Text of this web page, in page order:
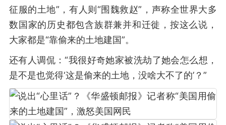
征服的土地”，有人则“围魏救赵”，声称全世界大多
数国家的历史都包含族群兼并和迁徙，按这么说，
大家都是“靠偷来的土地建国”。
还有人调侃：“我很好奇她家被洗劫了她会怎么想，
是不是也觉得‘这是偷来的土地，没啥大不了的’？”